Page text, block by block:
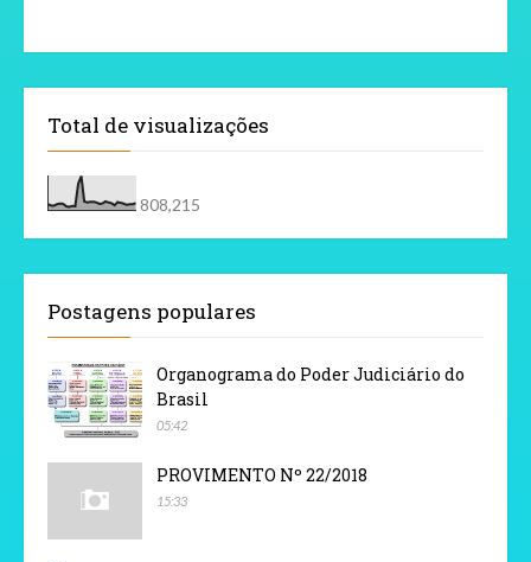
Total de visualizações
808,215
Postagens populares
Organograma do Poder Judiciário do
Brasil
05:42
PROVIMENTO Nº 22/2018
15:33